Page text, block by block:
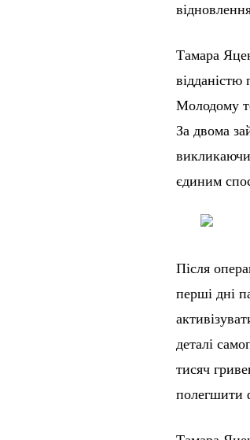
Тамара
Молодому
За двома
викликаючи
єдиним
Після
перші дні
деталі
тисяч
полегшити